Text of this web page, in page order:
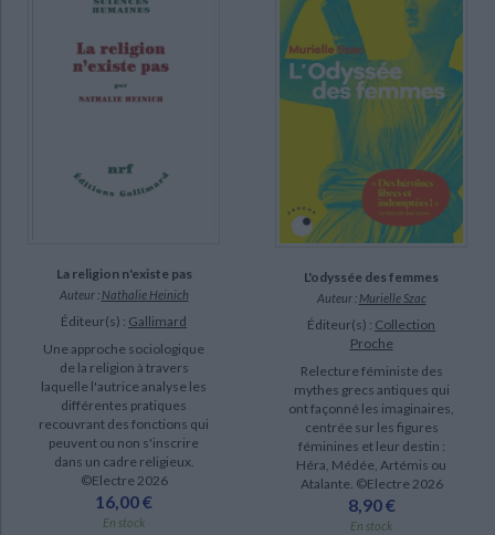
La religion n'existe pas
Auteur : Nathalie Heinich
Éditeur(s) : Gallimard
Une approche sociologique
de la religion à travers
laquelle l'autrice analyse les
différentes pratiques
recouvrant des fonctions qui
peuvent ou non s'inscrire
dans un cadre religieux.
©Electre 2026
16,00 €
En stock
L'odyssée des femmes
Auteur : Murielle Szac
Éditeur(s) : Collection
Proche
Relecture féministe des
mythes grecs antiques qui
ont façonné les imaginaires,
centrée sur les figures
féminines et leur destin :
Héra, Médée, Artémis ou
Atalante. ©Electre 2026
8,90 €
En stock